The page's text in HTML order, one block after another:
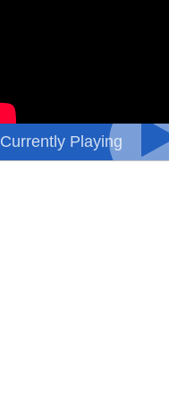
Currently Playing